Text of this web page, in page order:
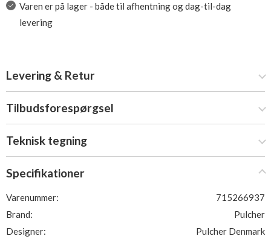
Varen er på lager - både til afhentning og dag-til-dag
levering
Levering & Retur
Tilbudsforespørgsel
Teknisk tegning
Specifikationer
Varenummer:
715266937
Brand:
Pulcher
Designer:
Pulcher Denmark